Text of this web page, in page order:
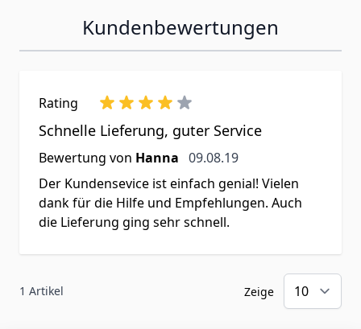
Kundenbewertungen
Rating
Schnelle Lieferung, guter Service
Bewertung von Hanna 9. August 2019
09.08.19
Der Kundensevice ist einfach genial! Vielen
dank für die Hilfe und Empfehlungen. Auch
die Lieferung ging sehr schnell.
1 Artikel Zeige